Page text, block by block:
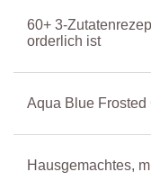
60+ 3-
orderlich ist
Aqua Blue
Hausgemachtes,